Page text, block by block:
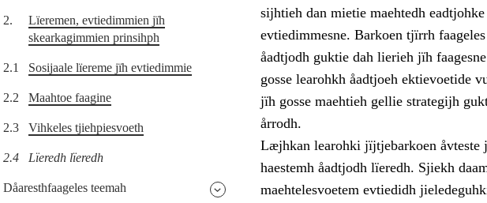
2.
Lïeremen, evtiedimmien jïh
skearkagimmien prinsihph
2.1 Sosijaale lïereme jïh evtiedimmie
2.2 Maahtoe faagine
2.3 Vihkeles tjiehpiesvoeth
2.4 Lïeredh lïeredh
Dåaresthfaageles teemah
sijhtieh dan mietie maehtedh
evtiedimmesne. Barkoen tjïrrh
åadtjodh guktie dah lierieh jïh
gosse learohkh åadtjoeh ektievoetide
jïh gosse maehtieh gellie strategijh
årrodh.
Læjhkan learohki jïjtjebarkoen åvteste
haestemh åadtjodh lïeredh. Sjiekh
maehtelesvoetem evtiedidh